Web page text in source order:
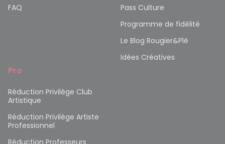
FAQ
Pass Culture
Programme de fidélité
Le Blog Rougier&Plé
Idées Créatives
Pro
Réduction Privilège Club
Artistique
Réduction Privilège Artiste
Professionnel
Réduction Professeurs